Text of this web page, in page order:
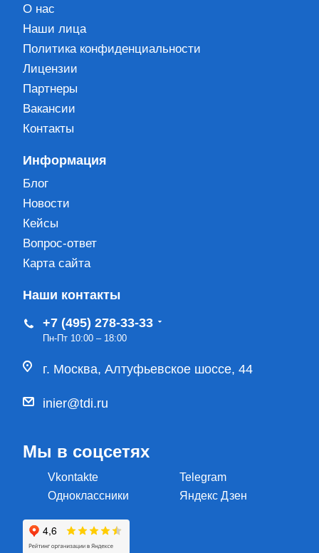
О нас
Наши лица
Политика конфиденциальности
Лицензии
Партнеры
Вакансии
Контакты
Информация
Блог
Новости
Кейсы
Вопрос-ответ
Карта сайта
Наши контакты
+7 (495) 278-33-33
Пн-Пт 10:00 – 18:00
г. Москва, Алтуфьевское шоссе, 44
inier@tdi.ru
Мы в соцсетях
Vkontakte
Telegram
Одноклассники
Яндекс Дзен